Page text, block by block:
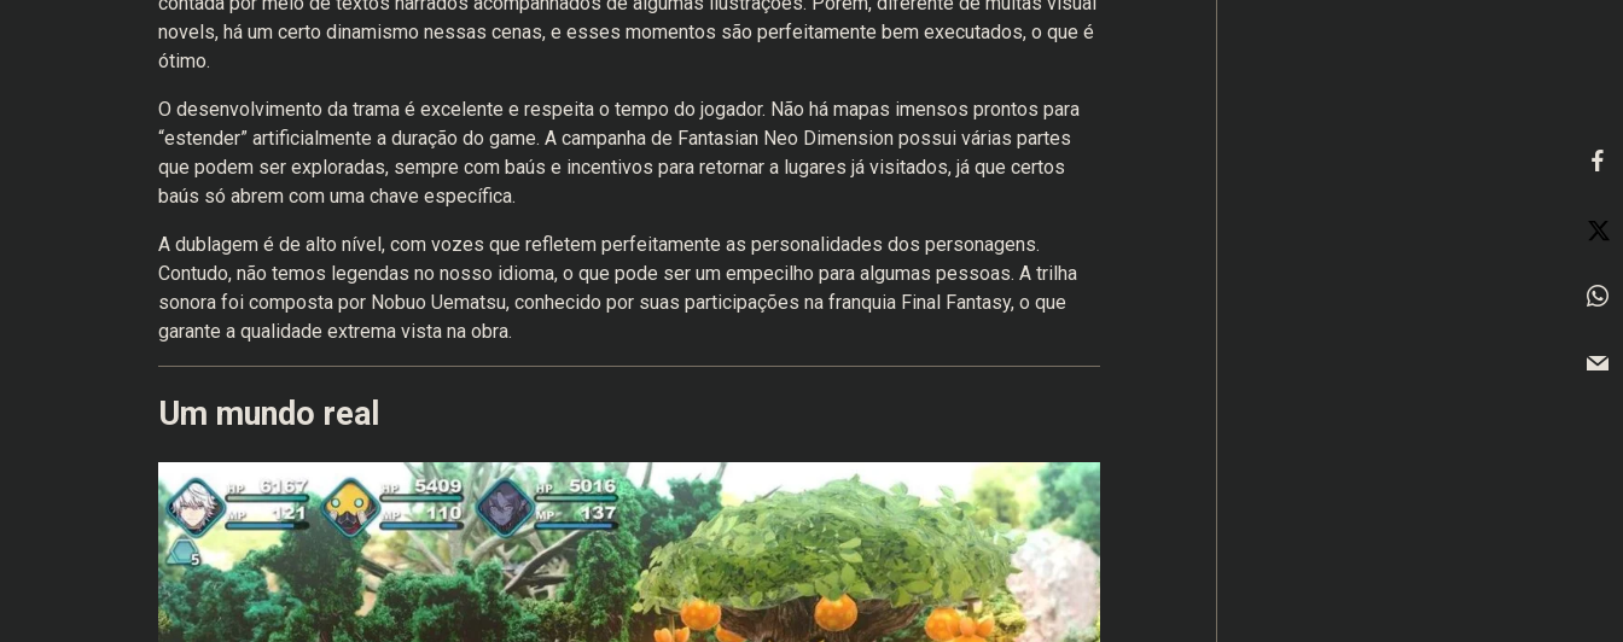
novels, há um certo dinamismo nessas cenas, e esses momentos são perfeitamente bem executados, o que é
ótimo.
O desenvolvimento da trama é excelente e respeita o tempo do jogador. Não há mapas imensos prontos para
“estender” artificialmente a duração do game. A campanha de Fantasian Neo Dimension possui várias partes
que podem ser exploradas, sempre com baús e incentivos para retornar a lugares já visitados, já que certos
baús só abrem com uma chave específica.
A dublagem é de alto nível, com vozes que refletem perfeitamente as personalidades dos personagens.
Contudo, não temos legendas no nosso idioma, o que pode ser um empecilho para algumas pessoas. A trilha
sonora foi composta por Nobuo Uematsu, conhecido por suas participações na franquia Final Fantasy, o que
garante a qualidade extrema vista na obra.
Um mundo real